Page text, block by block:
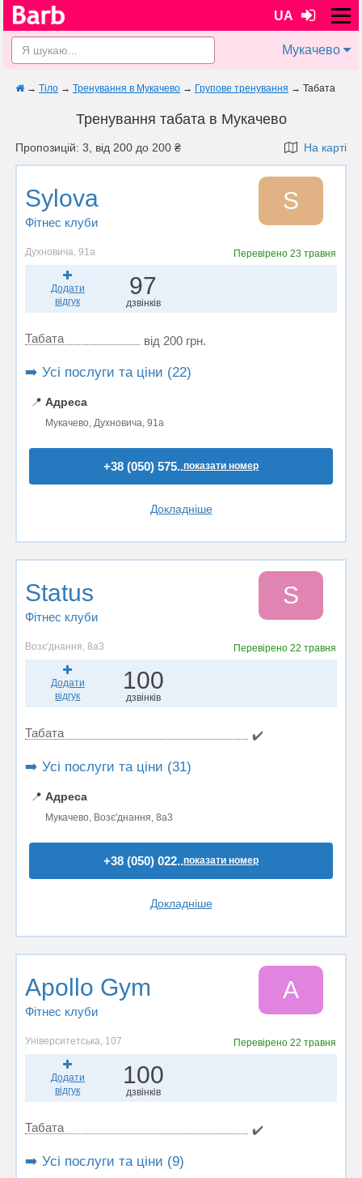
UA
Мукачево
→ Тіло → Тренування в Мукачево → Групове тренування → Табата
Тренування табата в Мукачево
Пропозицій: 3, від 200 до 200 ₴ На карті
Sylova
Фітнес клуби
S
Духновича, 91а Перевірено23 травня
Додати
відгук
97
дзвінків
Табата від 200 грн.
➡️ Усі послуги та ціни (22)
📍 Адреса
Мукачево, Духновича, 91а
+38 (050) 575..показати номер
Докладніше
Status
Фітнес клуби
S
Возє'днання, 8а3 Перевірено22 травня
Додати
відгук
100
дзвінків
Табата ✔️
➡️ Усі послуги та ціни (31)
📍 Адреса
Мукачево, Возє'днання, 8а3
+38 (050) 022..показати номер
Докладніше
Apollo Gym
Фітнес клуби
A
Університетська, 107 Перевірено22 травня
Додати
відгук
100
дзвінків
Табата ✔️
➡️ Усі послуги та ціни (9)